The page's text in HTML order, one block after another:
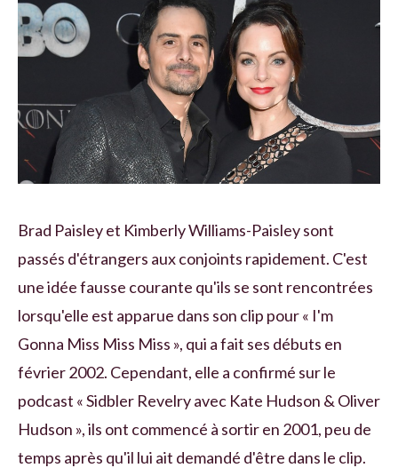
Brad Paisley et Kimberly Williams-Paisley sont
passés d'étrangers aux conjoints rapidement. C'est
une idée fausse courante qu'ils se sont rencontrées
lorsqu'elle est apparue dans son clip pour « I'm
Gonna Miss Miss Miss », qui a fait ses débuts en
février 2002. Cependant, elle a confirmé sur le
podcast « Sidbler Revelry avec Kate Hudson & Oliver
Hudson », ils ont commencé à sortir en 2001, peu de
temps après qu'il lui ait demandé d'être dans le clip.